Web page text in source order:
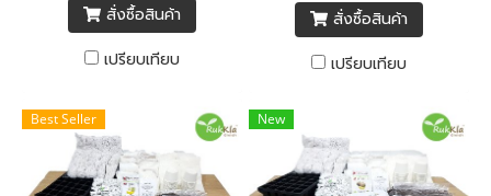
สั่งซื้อสินค้า
เปรียบเทียบ
สั่งซื้อสินค้า
เปรียบเทียบ
Best Seller New